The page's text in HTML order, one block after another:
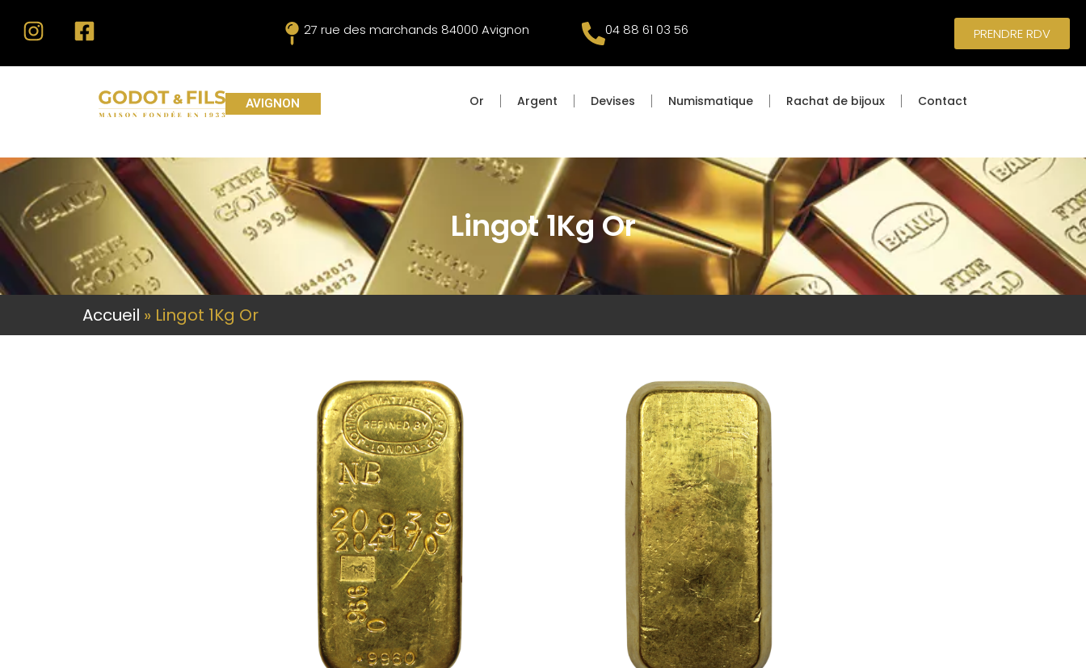
27 rue des marchands 84000 Avignon 04 88 61 03 56 PRENDRE RDV
AVIGNON Or Argent Devises Numismatique Rachat de bijoux Contact
Lingot 1Kg Or
Accueil » Lingot 1Kg Or